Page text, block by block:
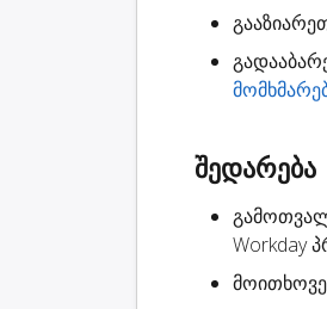
შედარება
Workday